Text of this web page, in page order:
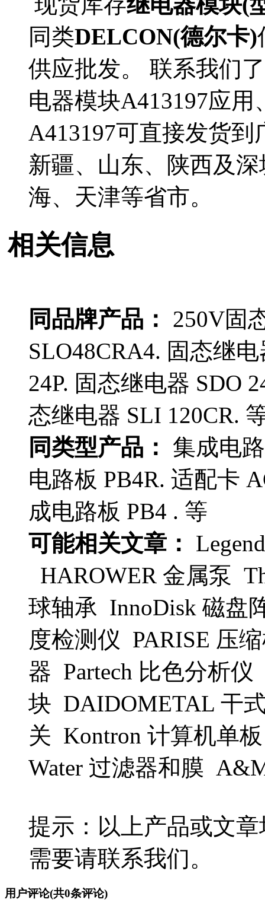
同类DELCON(德尔卡)
供应批发。 联系我们
电器模块A413197应
A413197可直接发货
新疆、山东、陕西及
海、天津等省市。
相关信息
同品牌产品：
250V固
SLO48CRA4. 固态继
24P. 固态继电器 SDO
态继电器 SLI 120CR.
同类型产品：
集成电
电路板 PB4R. 适配卡
成电路板 PB4 . 等
可能相关文章：
HAROWER 金属泵
球轴承 InnoDisk 磁盘
度检测仪 PARISE 压
器 Partech 比色分析
块 DAIDOMETAL 干
关 Kontron 计算机单
Water 过滤器和膜
提示：以上产品或文
需要请联系我们。
用户评论(共0条评论)